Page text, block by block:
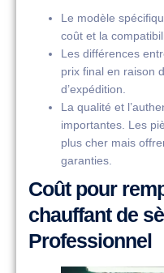
Le modèle
coût et la
Les différences
prix final en raison
d’expédition.
La qualité et
importantes. Les
plus cher mais
garanties.
Coût pour
chauffant de
Professionnel